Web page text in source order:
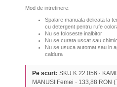
Mod de intretinere:
Spalare manuala delicata la
cu detergent pentru rufe
Nu se foloseste inalbitor
Nu se curata uscat sau chimic
Nu se usuca automat sau in
caldura
Pe scurt: SKU K.22.056 ·
MANUSI Femei · 133,88 RON